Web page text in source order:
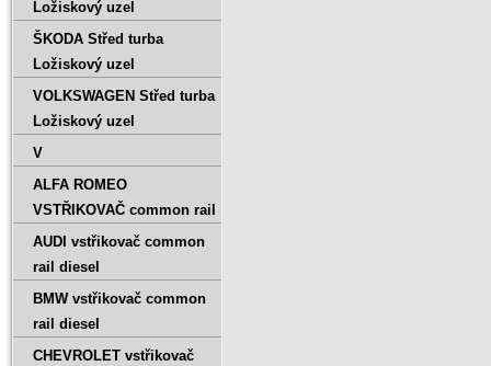
Ložiskový uzel
ŠKODA Střed turba
Ložiskový uzel
VOLKSWAGEN Střed turba
Ložiskový uzel
V
ALFA ROMEO
VSTŘIKOVAČ common rail
AUDI vstřikovač common
rail diesel
BMW vstřikovač common
rail diesel
CHEVROLET vstřikovač